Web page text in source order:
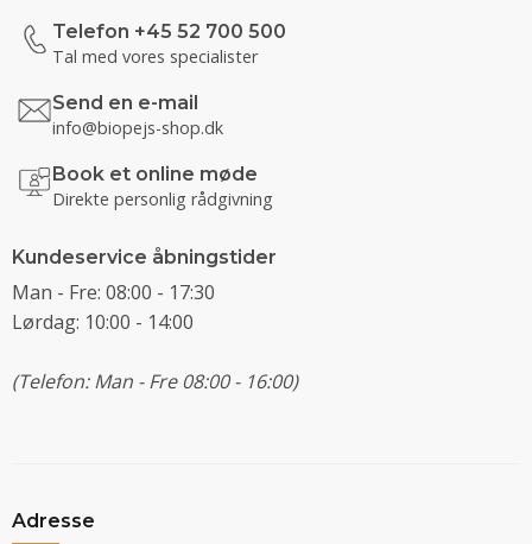
Telefon +45 52 700 500
Tal med vores specialister
Send en e-mail
info@biopejs-shop.dk
Book et online møde
Direkte personlig rådgivning
Kundeservice åbningstider
Man - Fre: 08:00 - 17:30
Lørdag: 10:00 - 14:00
(Telefon: Man - Fre 08:00 - 16:00)
Adresse